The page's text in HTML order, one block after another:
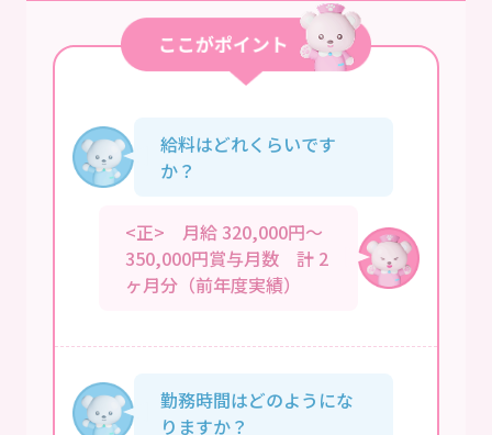
給料はどれくらいです
か？
<正> 月給 320,000円～
350,000円賞与月数 計 2
ヶ月分（前年度実績）
勤務時間はどのようにな
りますか？